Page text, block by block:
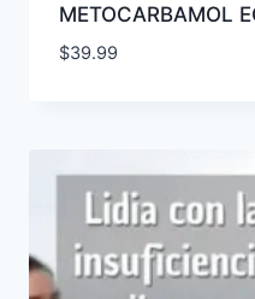
METOCARBAMOL
$39.99